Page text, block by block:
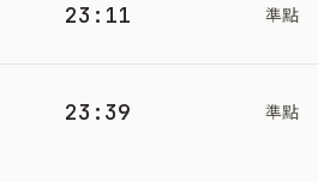
23:11 準點
23:39 準點